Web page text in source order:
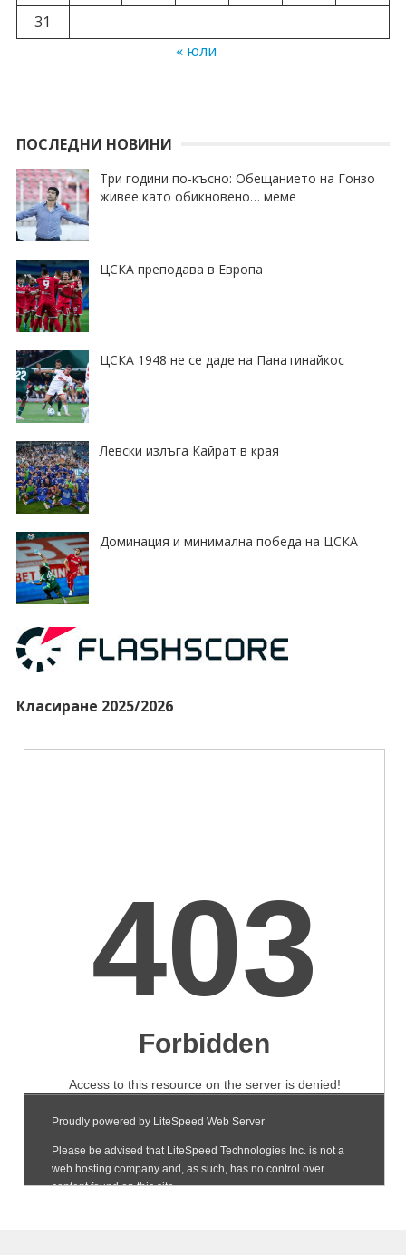
31
« юли
ПОСЛЕДНИ НОВИНИ
Три години по-късно: Обещанието на Гонзо
живее като обикновено… меме
ЦСКА преподава в Европа
ЦСКА 1948 не се даде на Панатинайкос
Левски излъга Кайрат в края
Доминация и минимална победа на ЦСКА
Класиране 2025/2026